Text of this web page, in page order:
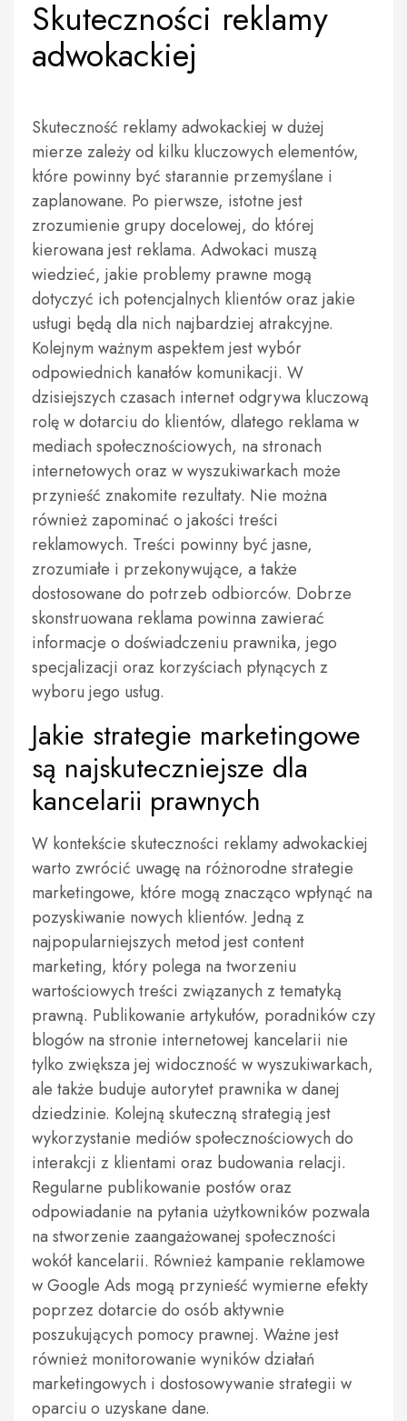
Skuteczności reklamy
adwokackiej
Skuteczność reklamy adwokackiej w dużej
mierze zależy od kilku kluczowych elementów,
które powinny być starannie przemyślane i
zaplanowane. Po pierwsze, istotne jest
zrozumienie grupy docelowej, do której
kierowana jest reklama. Adwokaci muszą
wiedzieć, jakie problemy prawne mogą
dotyczyć ich potencjalnych klientów oraz jakie
usługi będą dla nich najbardziej atrakcyjne.
Kolejnym ważnym aspektem jest wybór
odpowiednich kanałów komunikacji. W
dzisiejszych czasach internet odgrywa kluczową
rolę w dotarciu do klientów, dlatego reklama w
mediach społecznościowych, na stronach
internetowych oraz w wyszukiwarkach może
przynieść znakomite rezultaty. Nie można
również zapominać o jakości treści
reklamowych. Treści powinny być jasne,
zrozumiałe i przekonywujące, a także
dostosowane do potrzeb odbiorców. Dobrze
skonstruowana reklama powinna zawierać
informacje o doświadczeniu prawnika, jego
specjalizacji oraz korzyściach płynących z
wyboru jego usług.
Jakie strategie marketingowe
są najskuteczniejsze dla
kancelarii prawnych
W kontekście skuteczności reklamy adwokackiej
warto zwrócić uwagę na różnorodne strategie
marketingowe, które mogą znacząco wpłynąć na
pozyskiwanie nowych klientów. Jedną z
najpopularniejszych metod jest content
marketing, który polega na tworzeniu
wartościowych treści związanych z tematyką
prawną. Publikowanie artykułów, poradników czy
blogów na stronie internetowej kancelarii nie
tylko zwiększa jej widoczność w wyszukiwarkach,
ale także buduje autorytet prawnika w danej
dziedzinie. Kolejną skuteczną strategią jest
wykorzystanie mediów społecznościowych do
interakcji z klientami oraz budowania relacji.
Regularne publikowanie postów oraz
odpowiadanie na pytania użytkowników pozwala
na stworzenie zaangażowanej społeczności
wokół kancelarii. Również kampanie reklamowe
w Google Ads mogą przynieść wymierne efekty
poprzez dotarcie do osób aktywnie
poszukujących pomocy prawnej. Ważne jest
również monitorowanie wyników działań
marketingowych i dostosowywanie strategii w
oparciu o uzyskane dane.